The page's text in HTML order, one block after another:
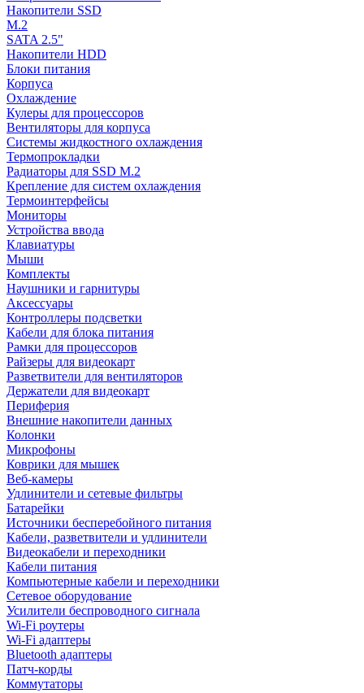
Накопители SSD
M.2
SATA 2.5"
Накопители HDD
Блоки питания
Корпуса
Охлаждение
Кулеры для процессоров
Вентиляторы для корпуса
Системы жидкостного охлаждения
Термопрокладки
Радиаторы для SSD M.2
Крепление для систем охлаждения
Термоинтерфейсы
Мониторы
Устройства ввода
Клавиатуры
Мыши
Комплекты
Наушники и гарнитуры
Аксессуары
Контроллеры подсветки
Кабели для блока питания
Рамки для процессоров
Райзеры для видеокарт
Разветвители для вентиляторов
Держатели для видеокарт
Периферия
Внешние накопители данных
Колонки
Микрофоны
Коврики для мышек
Веб-камеры
Удлинители и сетевые фильтры
Батарейки
Источники бесперебойного питания
Кабели, разветвители и удлинители
Видеокабели и переходники
Кабели питания
Компьютерные кабели и переходники
Сетевое оборудование
Усилители беспроводного сигнала
Wi-Fi роутеры
Wi-Fi адаптеры
Bluetooth адаптеры
Патч-корды
Коммутаторы